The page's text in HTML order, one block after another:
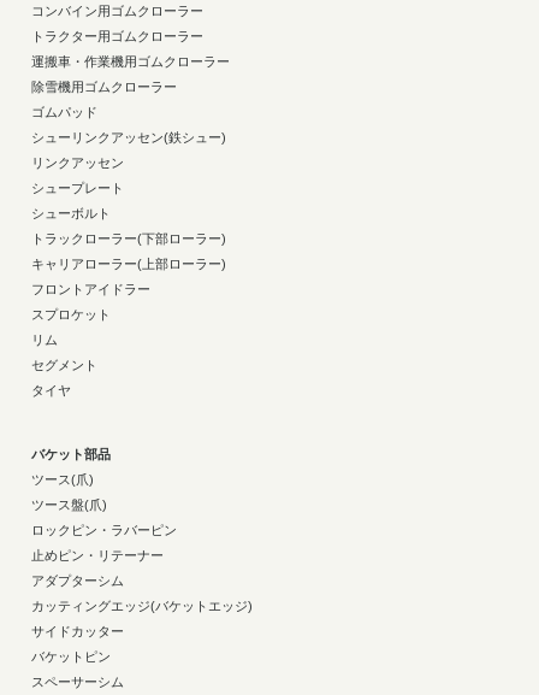
コンバイン用ゴムクローラー
トラクター用ゴムクローラー
運搬車・作業機用ゴムクローラー
除雪機用ゴムクローラー
ゴムパッド
シューリンクアッセン(鉄シュー)
リンクアッセン
シュープレート
シューボルト
トラックローラー(下部ローラー)
キャリアローラー(上部ローラー)
フロントアイドラー
スプロケット
リム
セグメント
タイヤ
バケット部品
ツース(爪)
ツース盤(爪)
ロックピン・ラバーピン
止めピン・リテーナー
アダプターシム
カッティングエッジ(バケットエッジ)
サイドカッター
バケットピン
スペーサーシム